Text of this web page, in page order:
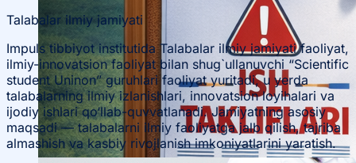
Talabalar ilmiy jamiyati
Impuls tibbiyot institutida Talabalar ilmiy jamiyati faoliyat,
ilmiy-innovatsion faoliyat bilan shug`ullanuvchi “Scientific
student Uninon” guruhlari faoliyat yuritadi, u yerda
talabalarning ilmiy izlanishlari, innovatsion loyihalari va
ijodiy ishlari qo‘llab-quvvatlanadi. Jamiyatning asosiy
maqsadi — talabalarni ilmiy faoliyatga jalb qilish, tajriba
almashish va kasbiy rivojlanish imkoniyatlarini yaratish.